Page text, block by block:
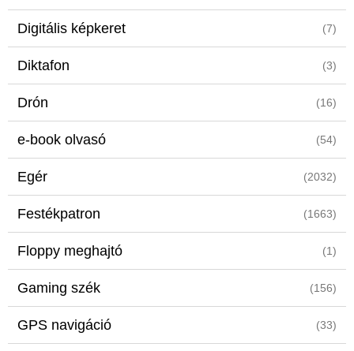
Digitális képkeret (7)
Diktafon (3)
Drón (16)
e-book olvasó (54)
Egér (2032)
Festékpatron (1663)
Floppy meghajtó (1)
Gaming szék (156)
GPS navigáció (33)